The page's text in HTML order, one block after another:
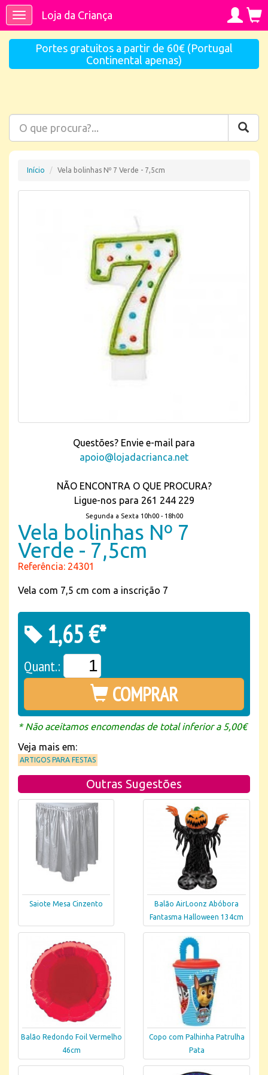
ToggleLoja da Criança
Portes gratuitos a partir de 60€ (Portugal
Continental apenas)
Início Vela bolinhas Nº 7 Verde - 7,5cm
Questões? Envie e-mail para
apoio@lojadacrianca.net
NÃO ENCONTRA O QUE PROCURA?
Ligue-nos para 261 244 229
Segunda a Sexta 10h00 - 18h00
Vela bolinhas Nº 7
Verde - 7,5cm
Referência: 24301
Vela com 7,5 cm com a inscrição 7
1,65 €*
Quant.:
COMPRAR
* Não aceitamos encomendas de total inferior a 5,00€
Veja mais em:
ARTIGOS PARA FESTAS
Outras Sugestões
Saiote Mesa Cinzento
Balão AirLoonz Abóbora
Fantasma Halloween 134cm
Balão Redondo Foil Vermelho
46cm
Copo com Palhinha Patrulha
Pata